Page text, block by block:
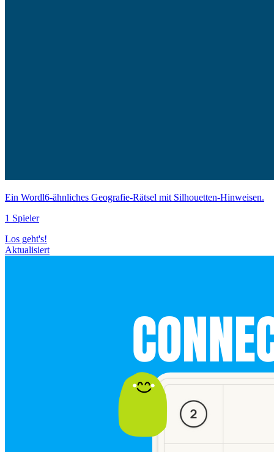
Ein Wordl6-ähnliches Geografie-Rätsel mit Silhouetten-Hinweisen.
1 Spieler
Los geht's!
Aktualisiert